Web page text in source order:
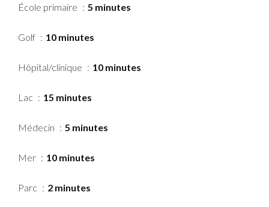
École primaire 5 minutes
Golf 10 minutes
Hôpital/clinique 10 minutes
Lac 15 minutes
Médecin 5 minutes
Mer 10 minutes
Parc 2 minutes